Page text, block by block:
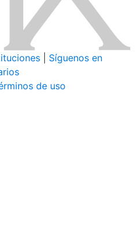
Síguenos en
de uso